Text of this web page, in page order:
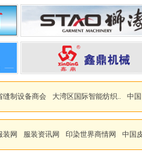
缝制设备商会 大湾区国际智能纺织.. 中
装网 服装资讯网 印染世界商情网 中国